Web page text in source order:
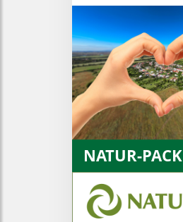
NATUR-PACK